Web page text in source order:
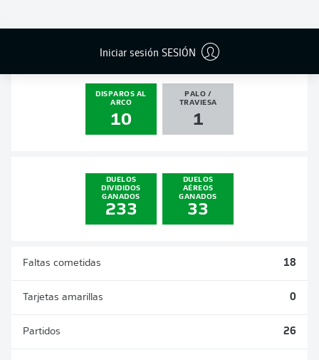
Iniciar sesión SESIÓN
DISPAROS AL
ARCO
10
PALO /
TRAVIESA
1
DUELOS
DIVIDIDOS
GANADOS
233
DUELOS
AÉREOS
GANADOS
33
Faltas cometidas 18
Tarjetas amarillas 0
Partidos 26